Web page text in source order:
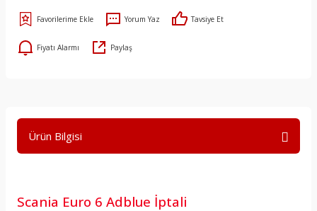
Yorum Yaz Tavsiye Et
Fiyatı Alarmı Paylaş
Ürün Bilgisi
Scania Euro 6 Adblue İptali